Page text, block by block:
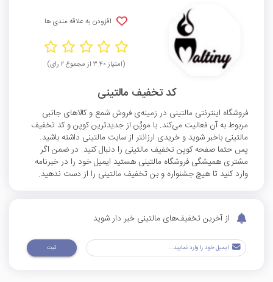
افزودن به علاقه مندی ها
(امتیاز ۳.۴۰ از مجموع ۲ رای)
کد تخفیف مالتینی
فروشگاه اینترنتی مالتینی در زمینه‌ی فروش شمع و کالاهای جانبی
مربوط به آن فعالیت می‌کند. با موپُن از جدیدترین کوپن و کد تخفیف
مالتینی باخبر شوید و خریدی ارزانتر از سایت مالتینی داشته باشید.
پس حتما صفحه کوپن تخفیف مالتینی را دنبال کنید. در ضمن اگر
مشتری همیشگی فروشگاه مالتینی هستید ایمیل خود را در خبرنامه
وارد کنید تا هیچ جشنواره و بن تخفیف مالتینی را از دست ندهید.
از آخرین تخفیف‌های مالتینی خبر دار شوید
ثبت